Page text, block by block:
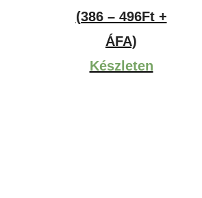
490Ft
(386 – 496Ft +
ÁFA)
Készleten